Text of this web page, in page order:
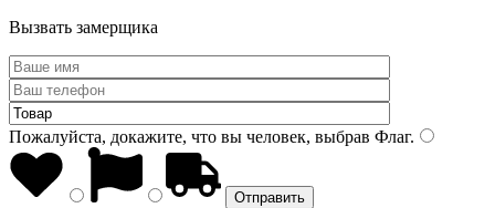
Вызвать замерщика
Пожалуйста, докажите, что вы человек, выбрав Флаг.